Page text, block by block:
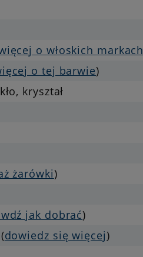
o włoskich markach
o tej barwie)
kryształ
żarówki)
jak dobrać)
dowiedz się więcej)